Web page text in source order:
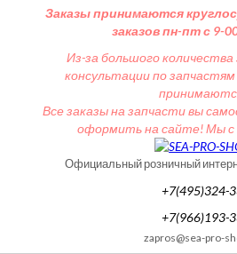
Заказы принимаются
заказов пн-пт с 9-
Из-за большого количества
консультации по
Все заказы на запчасти вы
оформить на сайте! Мы с
Официальный розничный
+7(495)324-
+7(966)193-
zapros@sea-pro-